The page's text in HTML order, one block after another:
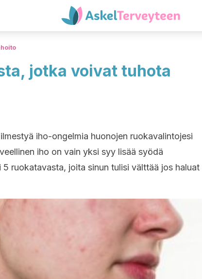
jotka voivat tuhota
iho-ongelmia huonojen ruokavalintojesi
iho on vain yksi syy lisää syödä
ruokatavasta, joita sinun tulisi välttää jos haluat